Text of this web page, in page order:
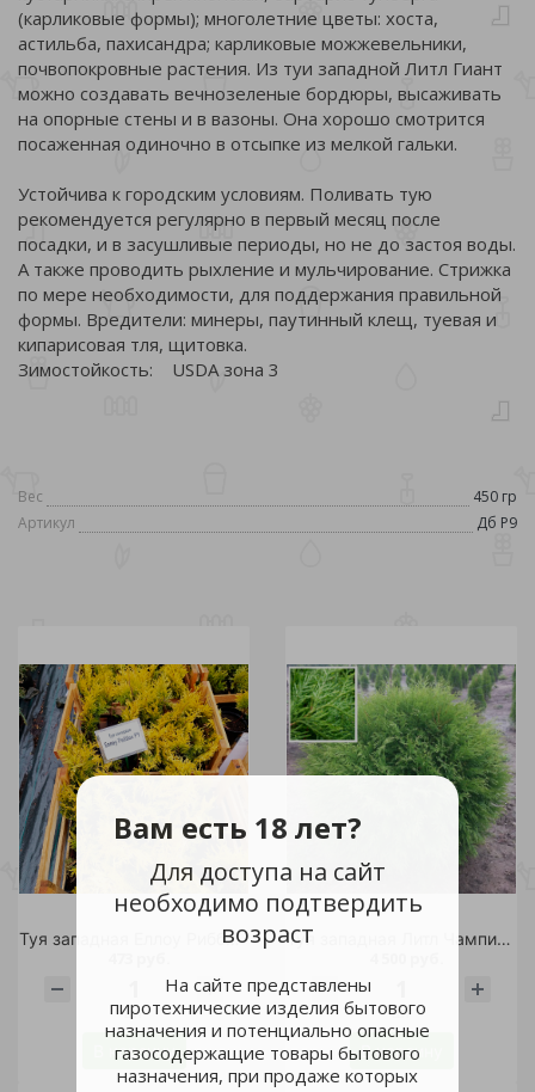
Вам есть 18 лет?
Для доступа на сайт
необходимо подтвердить
возраст
На сайте представлены
пиротехнические изделия бытового
назначения и потенциально опасные
газосодержащие товары бытового
назначения, при продаже которых
(карликовые формы); многолетние цветы: хоста,
астильба, пахисандра; карликовые можжевельники,
почвопокровные растения. Из туи западной Литл Гиант
можно создавать вечнозеленые бордюры, высаживать
на опорные стены и в вазоны. Она хорошо смотрится
посаженная одиночно в отсыпке из мелкой гальки.
Устойчива к городским условиям. Поливать тую
рекомендуется регулярно в первый месяц после
посадки, и в засушливые периоды, но не до застоя воды.
А также проводить рыхление и мульчирование. Стрижка
по мере необходимости, для поддержания правильной
формы. Вредители: минеры, паутинный клещ, туевая и
кипарисовая тля, щитовка.
Зимостойкость: USDA зона 3
Вес
450 гр
Артикул
Дб Р9
Туя западная Еллоу Риббон P9 1шт / Thuja occidentalis Yellow Ribbon
шт
В корзину
Туя западная Литл Чампион С30 1шт
шт
В корзину